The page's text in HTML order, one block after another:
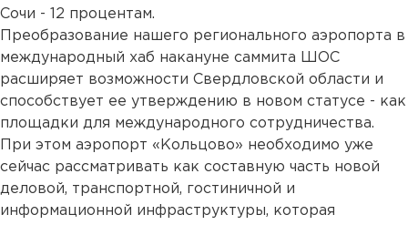
Сочи - 12 процентам.
Преобразование нашего регионального аэропорта в
международный хаб накануне саммита ШОС
расширяет возможности Свердловской области и
способствует ее утверждению в новом статусе - как
площадки для международного сотрудничества.
При этом аэропорт «Кольцово» необходимо уже
сейчас рассматривать как составную часть новой
деловой, транспортной, гостиничной и
информационной инфраструктуры, которая